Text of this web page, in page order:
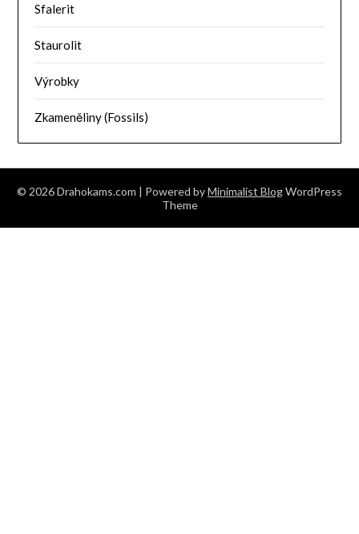
Sfalerit
Staurolit
Výrobky
Zkameněliny (Fossils)
© 2026 Drahokams.com | Powered byMinimalist BlogWordPress
Theme